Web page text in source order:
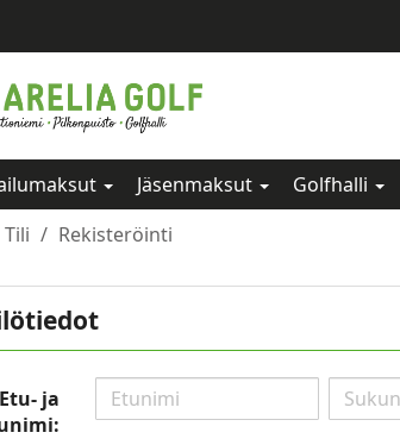
Jäsenmaksut Golfhalli
Tili Rekisteröinti
Etu- ja